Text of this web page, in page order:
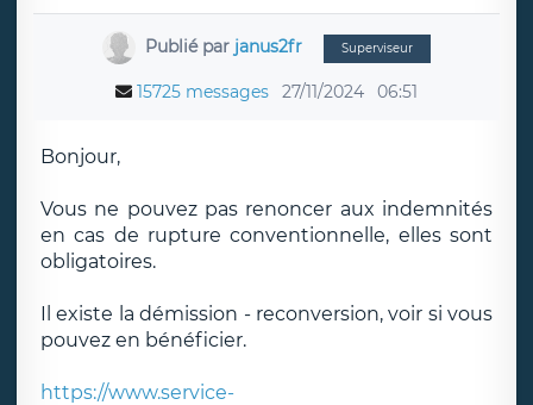
Publié par janus2fr Superviseur
15725 messages 27/11/2024 06:51
Bonjour,
Vous ne pouvez pas renoncer aux indemnités
en cas de rupture conventionnelle, elles sont
obligatoires.
Il existe la démission - reconversion, voir si vous
pouvez en bénéficier.
https://www.service-